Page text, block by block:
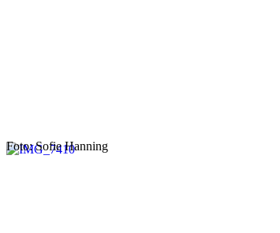
Foto: Sofie Hanning